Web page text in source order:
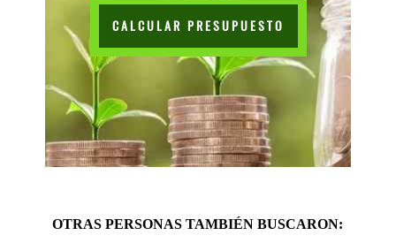
CALCULAR PRESUPUESTO
OTRAS PERSONAS TAMBIÉN BUSCARON: